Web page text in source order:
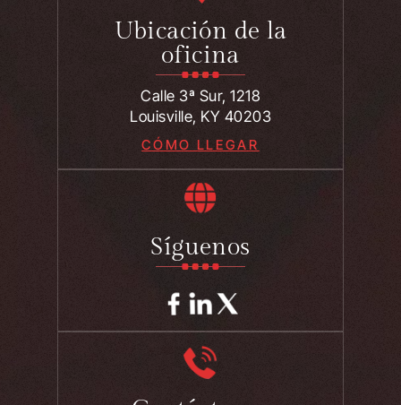
Ubicación de la
oficina
Calle 3ª Sur, 1218
Louisville, KY 40203
CÓMO LLEGAR
Síguenos